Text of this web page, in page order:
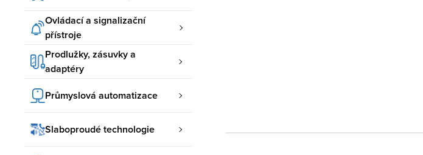
Ovládací a signalizační
přístroje
Prodlužky, zásuvky a
adaptéry
Průmyslová automatizace
Slaboproudé technologie